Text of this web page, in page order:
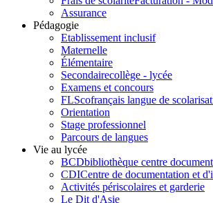
Assurance
Pédagogie
Etablissement inclusif
Maternelle
Élémentaire
Secondairecollège - lycée
Examens et concours
FLScofrançais langue de
Orientation
Stage professionnel
Parcours de langues
Vie au lycée
BCDbibliothèque centre
CDICentre de documentation et
Activités périscolaires et garderie
Le Dit d'Asie